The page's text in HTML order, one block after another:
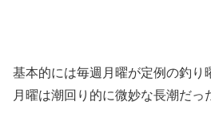
基本的には毎週月曜が定例の釣り
月曜は潮回り的に微妙な長潮だっ